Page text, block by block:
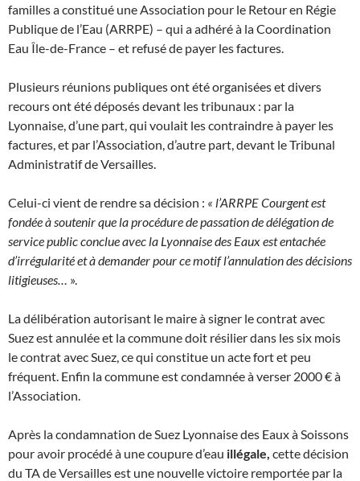
familles a constitué une Association pour le Retour en Régie
Publique de l’Eau (ARRPE) – qui a adhéré à la Coordination
Eau Île-de-France – et refusé de payer les factures.
Plusieurs réunions publiques ont été organisées et divers
recours ont été déposés devant les tribunaux : par la
Lyonnaise, d’une part, qui voulait les contraindre à payer les
factures, et par l’Association, d’autre part, devant le Tribunal
Administratif de Versailles.
Celui-ci vient de rendre sa décision : « l’ARRPE Courgent est
fondée à soutenir que la procédure de passation de délégation de
service public conclue avec la Lyonnaise des Eaux est entachée
d’irrégularité et à demander pour ce motif l’annulation des décisions
litigieuses… ».
La délibération autorisant le maire à signer le contrat avec
Suez est annulée et la commune doit résilier dans les six mois
le contrat avec Suez, ce qui constitue un acte fort et peu
fréquent. Enfin la commune est condamnée à verser 2000 € à
l’Association.
Après la condamnation de Suez Lyonnaise des Eaux à Soissons
pour avoir procédé à une coupure d’eau illégale, cette décision
du TA de Versailles est une nouvelle victoire remportée par la